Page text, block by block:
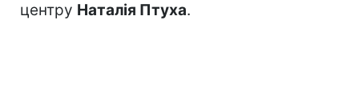
центру Наталія Птуха.